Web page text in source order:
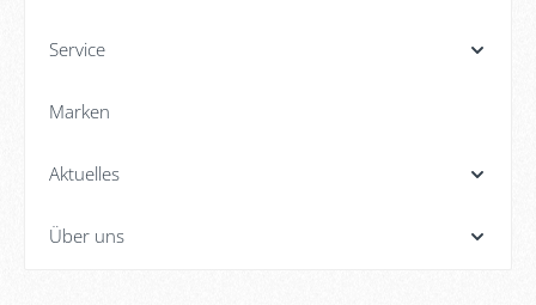
Service
Marken
Aktuelles
Über uns